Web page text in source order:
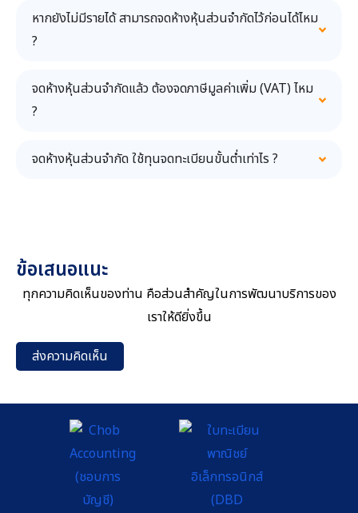
หากยังไม่มีรายได้ สามารถจดห้างหุ้นส่วนจำกัดไว้ก่อนได้ไหม
?
จดห้างหุ้นส่วนจำกัดแล้ว ต้องจดภาษีมูลค่าเพิ่ม (VAT) ไหม
?
จดห้างหุ้นส่วนจำกัด ใช้ทุนจดทะเบียนขั้นต่ำเท่าไร ?
ข้อเสนอแนะ
ทุกความคิดเห็นของท่าน คือส่วนสำคัญในการพัฒนาบริการของ
เราให้ดียิ่งขึ้น
ส่งความคิดเห็น